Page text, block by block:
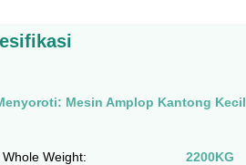
Mesin Amplop Kantong Kecil
Weight: 2200KG